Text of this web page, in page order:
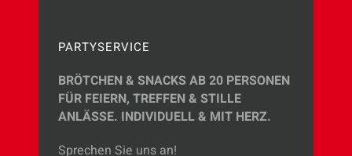
PARTYSERVICE
BRÖTCHEN & SNACKS AB 20 PERSONEN
FÜR FEIERN, TREFFEN & STILLE
ANLÄSSE. INDIVIDUELL & MIT HERZ.
Sprechen Sie uns an!